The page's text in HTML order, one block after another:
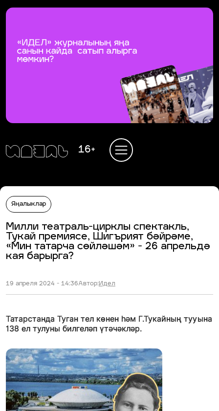
16+
Яңалыклар
Милли театраль-цирклы спектакль,
Тукай премиясе, Шигърият бәйрәме,
«Мин татарча сөйләшәм» - 26 апрельдә
кая барырга?
19 апреля 2024 - 14:36Автор:Идел
Татарстанда Туган тел көнен һәм Г.Тукайның тууына
138 ел тулуны билгеләп үтәчәкләр.